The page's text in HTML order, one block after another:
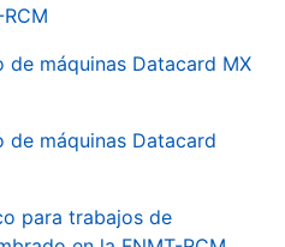
de máquinas Datacard MX
de máquinas Datacard
para trabajos de